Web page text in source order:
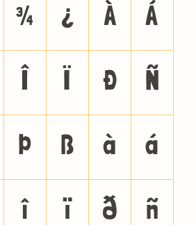
¾ ¿ À Á
Î Ï Ð Ñ
Þ ß à á
î ï ð ñ